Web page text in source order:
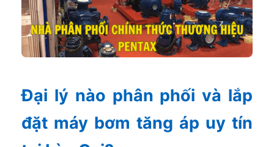
Đại lý nào phân phối và lắp
đặt máy bơm tăng áp uy tín